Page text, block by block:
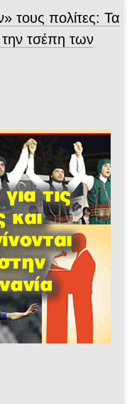
τους πολίτες: Τα
τσέπη των